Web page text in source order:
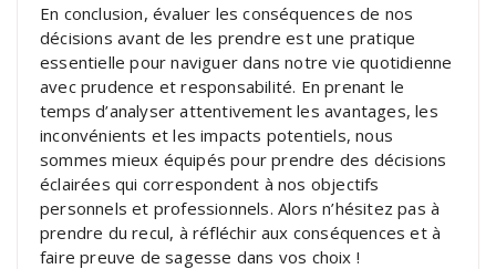
En conclusion, évaluer les conséquences de nos
décisions avant de les prendre est une pratique
essentielle pour naviguer dans notre vie quotidienne
avec prudence et responsabilité. En prenant le
temps d’analyser attentivement les avantages, les
inconvénients et les impacts potentiels, nous
sommes mieux équipés pour prendre des décisions
éclairées qui correspondent à nos objectifs
personnels et professionnels. Alors n’hésitez pas à
prendre du recul, à réfléchir aux conséquences et à
faire preuve de sagesse dans vos choix !